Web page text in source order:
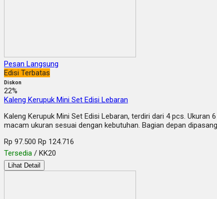
Pesan Langsung
Edisi Terbatas
Diskon
22%
Kaleng Kerupuk Mini Set Edisi Lebaran
Kaleng Kerupuk Mini Set Edisi Lebaran, terdiri dari 4 pcs.
macam ukuran sesuai dengan kebutuhan. Bagian depan
Rp 97.500 Rp 124.716
Tersedia / KK20
Lihat Detail